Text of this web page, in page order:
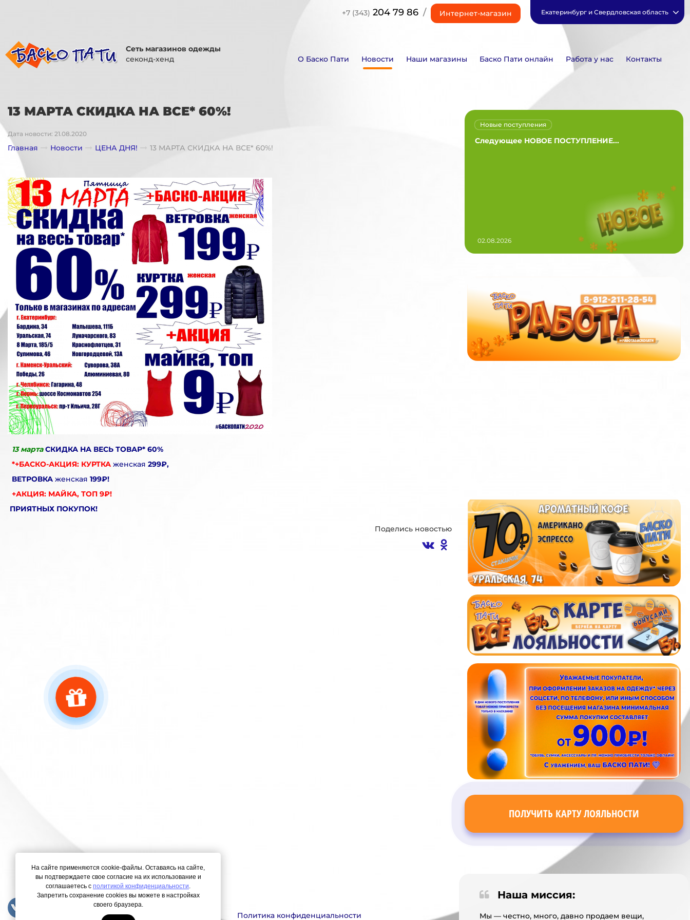
+7 (343) 204 79 86 / Интернет-магазин Екатеринбург и Свердловская область
Сеть магазинов одежды
секонд-хенд
О Баско Пати Новости Наши магазины Баско Пати онлайн Работа у нас Контакты
13 МАРТА СКИДКА НА ВСЕ* 60%!
Дата новости: 21.08.2020
Главная Новости ЦЕНА ДНЯ! 13 МАРТА СКИДКА НА ВСЕ* 60%!
13 марта СКИДКА НА ВЕСЬ ТОВАР* 60%
*+БАСКО-АКЦИЯ: КУРТКА женская 299₽,
ВЕТРОВКА женская 199₽!
+АКЦИЯ: МАЙКА, ТОП 9₽!
ПРИЯТНЫХ ПОКУПОК!
Поделись новостью
Следующее НОВОЕ ПОСТУПЛЕНИЕ...
Новые поступления
02.08.2026
ПОЛУЧИТЬ КАРТУ ЛОЯЛЬНОСТИ
Политика конфиденциальности
Наша миссия:
Мы — честно, много, давно продаем вещи,
На сайте применяются cookie-файлы. Оставаясь на сайте,
вы подтверждаете свое согласие на их использование и
соглашаетесь с политикой конфиденциальности.
Запретить сохранение cookies вы можете в настройках
своего браузера.